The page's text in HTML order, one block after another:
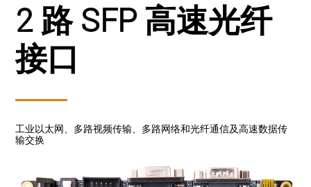
2 路 SFP 高速光纤
接口
工业以太网、多路视频传输、多路网络和光纤通信及高速数据传
输交换